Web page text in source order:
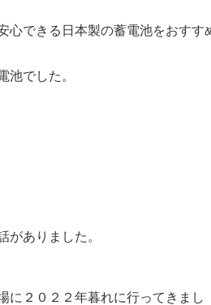
心できる日本製の蓄電池をおすす
池でした。
ありました。
に２０２２年暮れに行ってきまし